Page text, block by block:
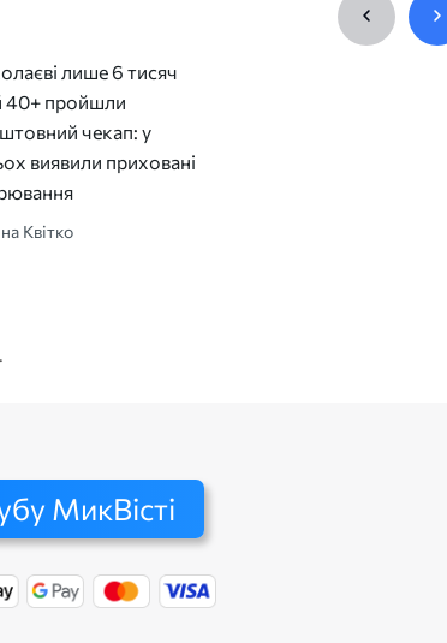
лише 6 тисяч
40+ пройшли
чекап: у
виявили приховані
Квітко
МикВісті